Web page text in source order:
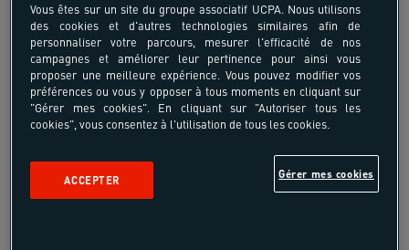
Croisière voilier Alpinisme
Vous êtes sur un site du groupe associatif UCPA. Nous utilisons
des cookies et d'autres technologies similaires afin de
personnaliser votre parcours, mesurer l'efficacité de nos
campagnes et améliorer leur pertinence pour ainsi vous
proposer une meilleure expérience. Vous pouvez modifier vos
préférences ou vous y opposer à tous moments en cliquant sur
"Gérer mes cookies". En cliquant sur "Autoriser tous les
cookies", vous consentez à l'utilisation de tous les cookies.
Gérer mes cookies
ACCEPTER